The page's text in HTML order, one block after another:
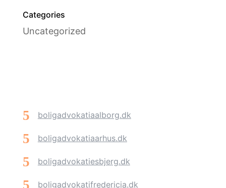
Categories
Uncategorized
boligadvokatiaalborg.dk
boligadvokatiaarhus.dk
boligadvokatiesbjerg.dk
boligadvokatifredericia.dk